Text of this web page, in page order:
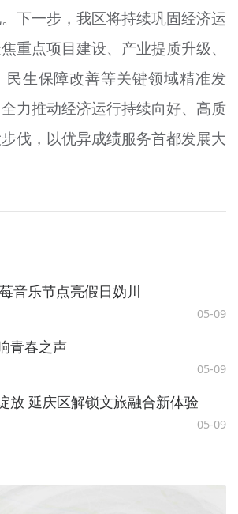
下一步，我区将持续巩固经济运
重点项目建设、产业提质升级、
民生保障改善等关键领域精准发
力推动经济运行持续向好、高质
伐，以优异成绩服务首都发展大
音乐节点亮假日妫川
05-09
青春之声
05-09
放 延庆区解锁文旅融合新体验
05-09